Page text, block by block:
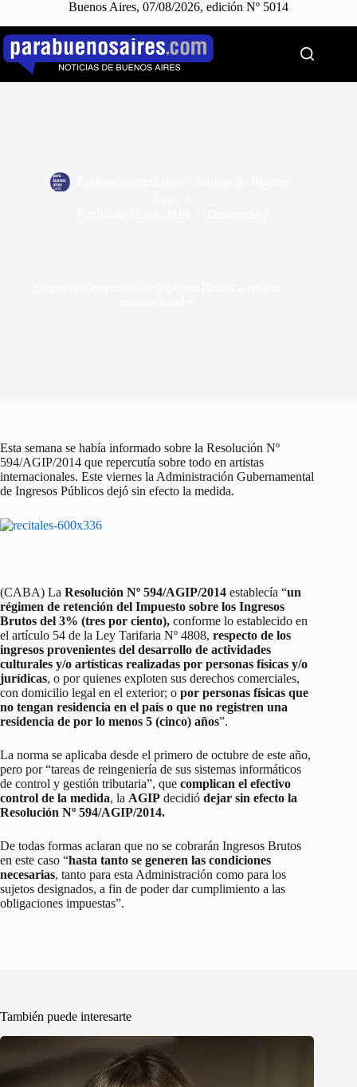
Buenos Aires, 07/08/2026, edición Nº 5014
Saltar
contenido
Esta semana se había informado sobre la Resolución Nº
594/AGIP/2014 que repercutía sobre todo en artistas
internacionales. Este viernes la Administración Gubernamental
de Ingresos Públicos dejó sin efecto la medida.
(CABA) La Resolución Nº 594/AGIP/2014 establecía “un
régimen de retención del Impuesto sobre los Ingresos
Brutos del 3% (tres por ciento), conforme lo establecido en
el artículo 54 de la Ley Tarifaria Nº 4808, respecto de los
ingresos provenientes del desarrollo de actividades
culturales y/o artísticas realizadas por personas físicas y/o
jurídicas, o por quienes exploten sus derechos comerciales,
con domicilio legal en el exterior; o por personas físicas que
no tengan residencia en el país o que no registren una
residencia de por lo menos 5 (cinco) años”.
La norma se aplicaba desde el primero de octubre de este año,
pero por “tareas de reingeniería de sus sistemas informáticos
de control y gestión tributaria”, que complican el efectivo
control de la medida, la AGIP decidió dejar sin efecto la
Resolución Nº 594/AGIP/2014.
De todas formas aclaran que no se cobrarán Ingresos Brutos
en este caso “hasta tanto se generen las condiciones
necesarias, tanto para esta Administración como para los
sujetos designados, a fin de poder dar cumplimiento a las
obligaciones impuestas”.
También puede interesarte